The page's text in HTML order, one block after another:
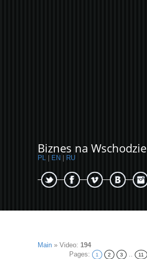
Biznes na Wschodzie
PL EN RU
Main » Video: 194
Pages: 1 2 3 .. 11